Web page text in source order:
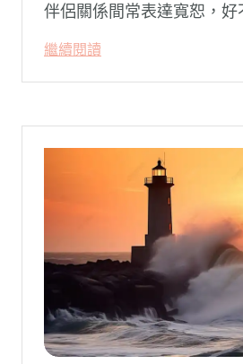
伴侶關係間常表達寬恕，好
繼續閱讀